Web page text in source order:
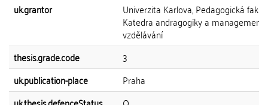
uk.grantor
Univerzita Karlova, Pedagogická
Katedra andragogiky a managementu
vzdělávání
thesis.grade.code
3
uk.publication-place
Praha